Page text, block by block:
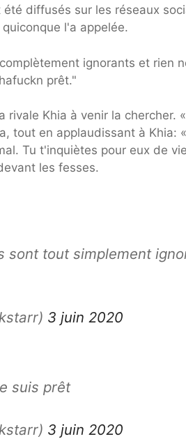
diffusés sur les réseaux
l'a appelée.
ignorants et rien
prêt."
rivale Khia à venir la
tout en applaudissant à Khia:
Tu t'inquiètes pour eux de
les fesses.
sont tout simplement
3 juin 2020
suis prêt
3 juin 2020